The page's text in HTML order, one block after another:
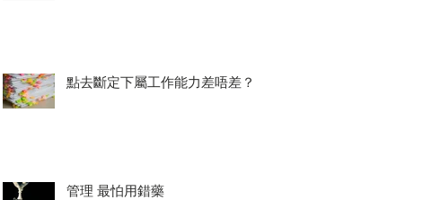
點去斷定下屬工作能力差唔差？
管理 最怕用錯藥